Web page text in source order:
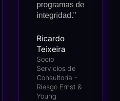
programas de
integridad."
Ricardo
Teixeira
Socio
Servicios de
Consultoría -
Riesgo Ernst &
Young